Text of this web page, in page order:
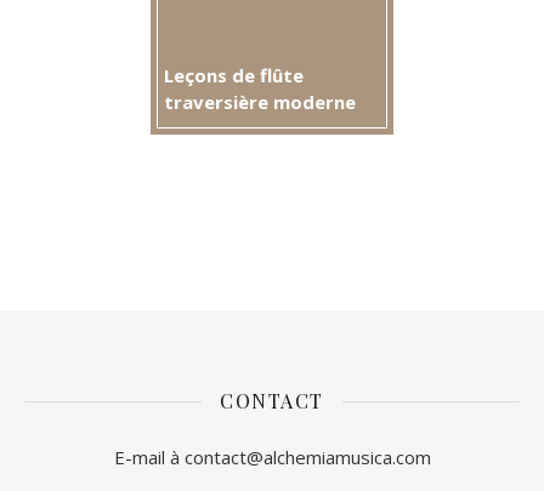
Leçons de flûte
traversière moderne
CONTACT
E-mail à contact@alchemiamusica.com